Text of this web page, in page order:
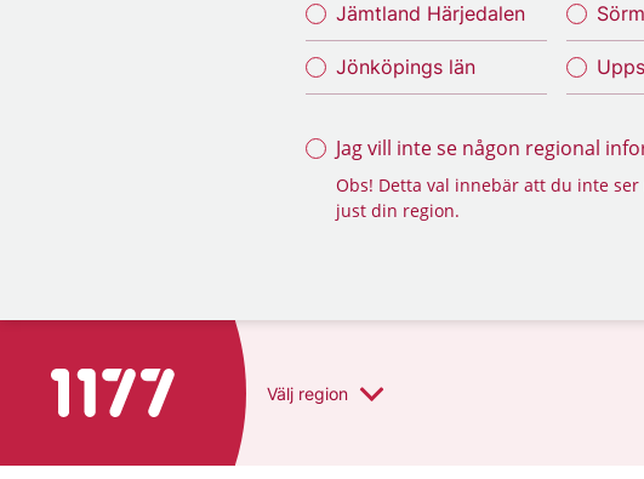
Jämtland Härjedalen
Jönköpings län
Jag vill inte se någon regional
Obs! Detta val innebär att du inte
just din region.
Till startsidan för 1177 Välj region